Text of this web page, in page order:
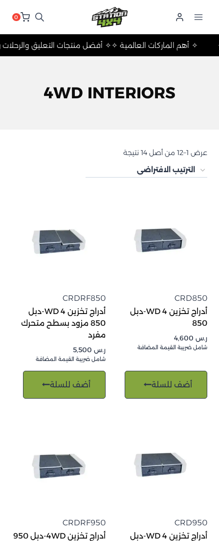
0
✧ أفضل منتجات التعليق✧ أهم الماركات العالمية ✧ ✧
4WD INTERIORS
عرض 1–12 من أصل 14 نتيجة
CRD850
أدراج تخزين 4 WD-دبل
850
ر.س
شامل ضريبة القيمة المضافة
أضف للسلة
CRDRF850
أدراج تخزين 4 WD-دبل
850 مزود بسطح متحرك
مفرد
ر.س
شامل ضريبة القيمة المضافة
أضف للسلة
CRD950
أدراج تخزين 4 WD-دبل
CRDRF950
أدراج تخزين 4WD-دبل 950